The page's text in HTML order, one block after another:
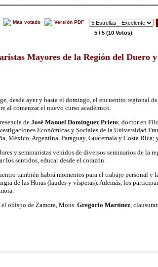
Más votado Versión PDF
5 / 5 (10 Votos)
Ma­yo­res de la Re­gión del Due­ro
des­de ayer y has­ta el do­min­go, el en­cuen­tro re­gio­nal
al co­men­zar el nue­vo cur­so aca­dé­mi­co.
deJosé Ma­nuel Do­mín­guez Prie­to; doc­tor en
Eco­nó­mi­cas y So­cia­les de la Uni­ver­si­dad
Mé­xi­co, Ar­gen­ti­na, Pa­ra­guay, Gua­te­ma­la y Cos­ta
y se­mi­na­ris­tas ve­ni­dos de di­ver­sos se­mi­na­rios de la
los sen­ti­dos, edu­car des­de el co­ra­zón.
tam­bién ha­brá mo­men­tos para el tra­ba­jo per­so­nal
de las Ho­ras (lau­des y vís­pe­ras). Ade­más, los
obis­po de Za­mo­ra, Mons. Gre­go­rio Mar­tí­nez,